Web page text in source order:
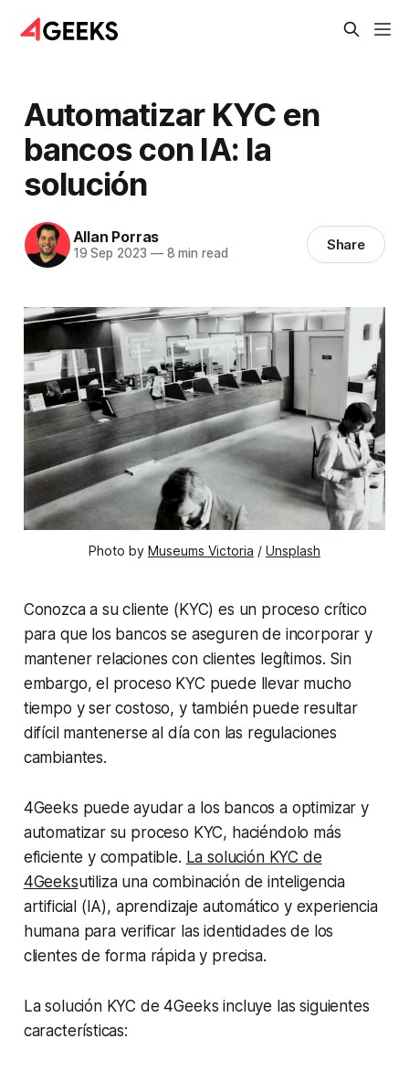
Automatizar KYC en
bancos con IA: la
solución
Allan Porras
19 Sep 2023 —8 min read Share
Photo by Museums Victoria / Unsplash
Conozca a su cliente (KYC) es un proceso crítico
para que los bancos se aseguren de incorporar y
mantener relaciones con clientes legítimos. Sin
embargo, el proceso KYC puede llevar mucho
tiempo y ser costoso, y también puede resultar
difícil mantenerse al día con las regulaciones
cambiantes.
4Geeks puede ayudar a los bancos a optimizar y
automatizar su proceso KYC, haciéndolo más
eficiente y compatible. La solución KYC de
4Geeksutiliza una combinación de inteligencia
artificial (IA), aprendizaje automático y experiencia
humana para verificar las identidades de los
clientes de forma rápida y precisa.
La solución KYC de 4Geeks incluye las siguientes
características: